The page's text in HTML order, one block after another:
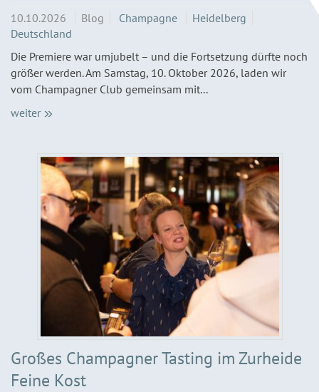
10.10.2026 Blog Champagne
Heidelberg
Deutschland
Die Premiere war umjubelt – und die Fortsetzung dürfte noch
größer werden. Am Samstag, 10. Oktober 2026, laden wir
vom Champagner Club gemeinsam mit...
weiter
Großes Champagner Tasting im Zurheide
Feine Kost